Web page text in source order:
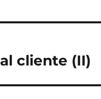
cliente (II)